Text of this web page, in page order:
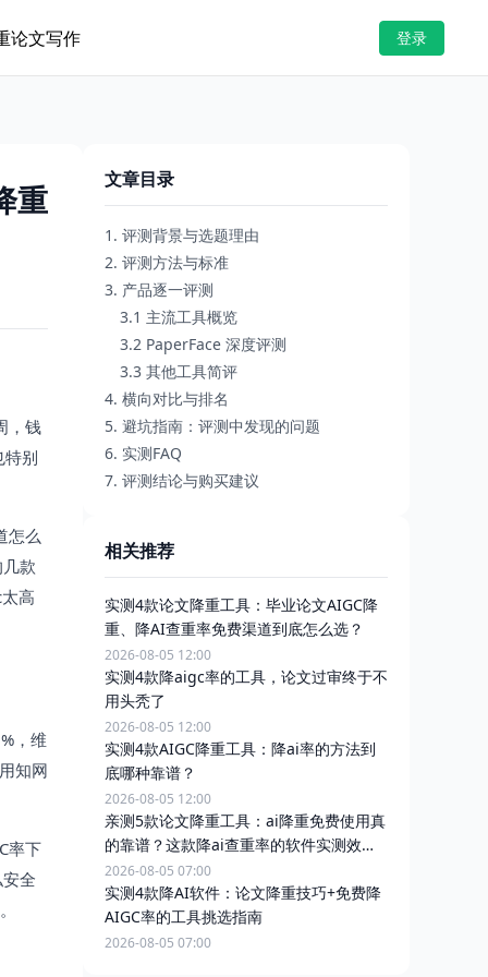
论文写作 登录
重
，钱
特别
怎么
款
高
，维
知网
率下
全
文章目录
1. 评测背景与选题理由
2. 评测方法与标准
3. 产品逐一评测
3.1 主流工具概览
3.2 PaperFace 深度评测
3.3 其他工具简评
4. 横向对比与排名
5. 避坑指南：评测中发现的问题
6. 实测FAQ
7. 评测结论与购买建议
相关推荐
实测4款论文降重工具：毕业论文AIGC降
重、降AI查重率免费渠道到底怎么选？
2026-08-05 12:00
实测4款降aigc率的工具，论文过审终于不
用头秃了
2026-08-05 12:00
实测4款AIGC降重工具：降ai率的方法到
底哪种靠谱？
2026-08-05 12:00
亲测5款论文降重工具：ai降重免费使用真
的靠谱？这款降ai查重率的软件实测效果
惊艳
2026-08-05 07:00
实测4款降AI软件：论文降重技巧+免费降
AIGC率的工具挑选指南
2026-08-05 07:00